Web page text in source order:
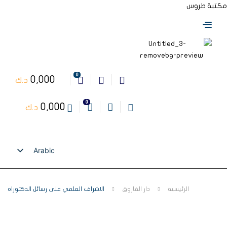
مكتبة طروس
0
0,000 د.ك
0
0,000 د.ك
Arabic
English
الرئيسية دار الفاروق الاشراف العلمي على رسائل الدكتوراه